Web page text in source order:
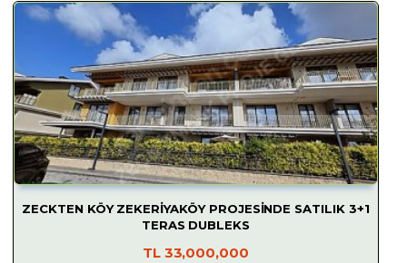
ZECKTEN KÖY ZEKERİYAKÖY PROJESİNDE SATILIK 3+1
TERAS DUBLEKS
TL33,000,000